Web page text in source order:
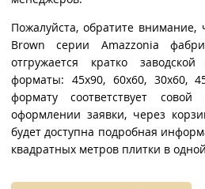
Пожалуйста, обратите внимание,
Brown серии Amazzonia
отгружается кратко
форматы: 45x90, 60x60, 30x60,
формату соответствует
оформлении заявки, через
будет доступна подробная
квадратных метров плитки в